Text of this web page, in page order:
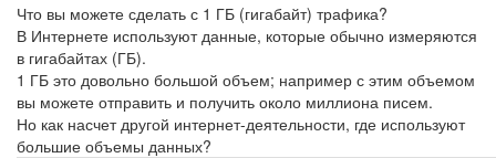
Что вы можете сделать с 1 ГБ (гигабайт) трафика?
В Интернете используют данные, которые обычно измеряются
в гигабайтах (ГБ).
1 ГБ это довольно большой объем; например с этим объемом
вы можете отправить и получить около миллиона писем.
Но как насчет другой интернет-деятельности, где используют
большие объемы данных?